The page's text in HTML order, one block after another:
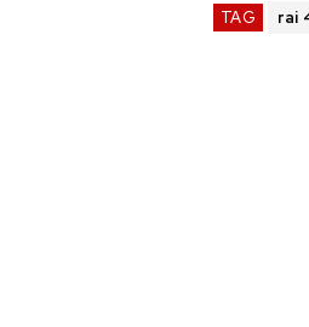
TAG rai